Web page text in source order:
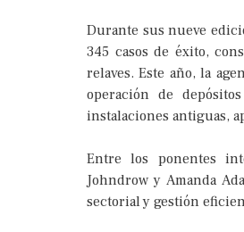
Durante sus nueve
345 casos de éxito,
relaves. Este año, la
operación de
instalaciones antiguas,
Entre los ponentes
Johndrow y Amanda
sectorial y gestión